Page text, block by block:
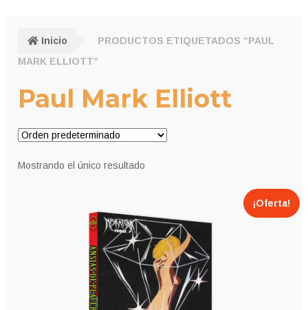
Inicio
PRODUCTOS ETIQUETADOS “PAUL
MARK ELLIOTT”
Paul Mark Elliott
Mostrando el único resultado
¡Oferta!